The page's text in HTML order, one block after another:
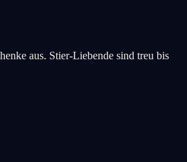
aus. Stier-Liebende sind treu bis